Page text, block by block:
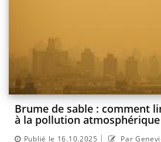
Brume de sable : comment
à la pollution atmosphérique
Publié le 16.10.2025 | Par